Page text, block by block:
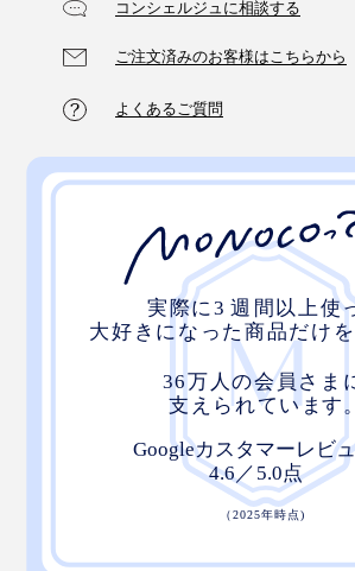
長すぎると感じたら、モノを包んだ
態）で、２cm以上残るようにカッ
お手入れは洗濯機で。色落ちの心配
っても大丈夫。使ううちに伸びてき
イロンをかけると、ほぼ元の形に戻り
コンシェルジュに相談する
ご注文済みのお客様はこちらから
よくあるご質問